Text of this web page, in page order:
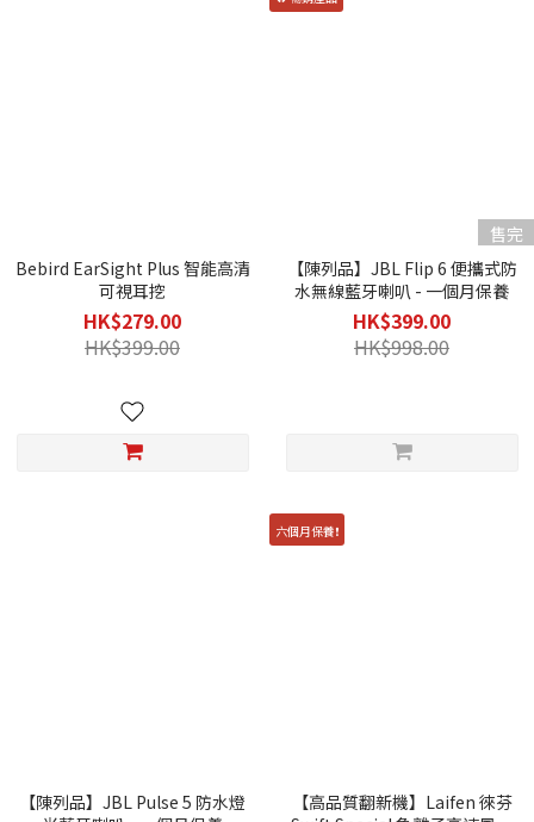
Bebird EarSight Plus 智能高清
可視耳挖
HK$279.00
HK$399.00
售完
【陳列品】JBL Flip 6 便攜式防
水無線藍牙喇叭 - 一個月保養
HK$399.00
HK$998.00
【陳列品】JBL Pulse 5 防水燈
六個月保養❗
【高品質翻新機】Laifen 徠芬